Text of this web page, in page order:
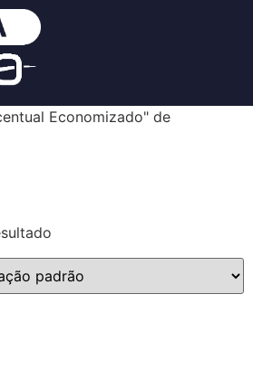
Economizado" de